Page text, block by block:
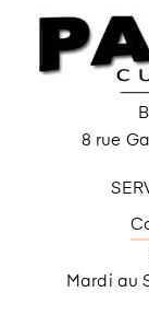
8 rue
Mardi au